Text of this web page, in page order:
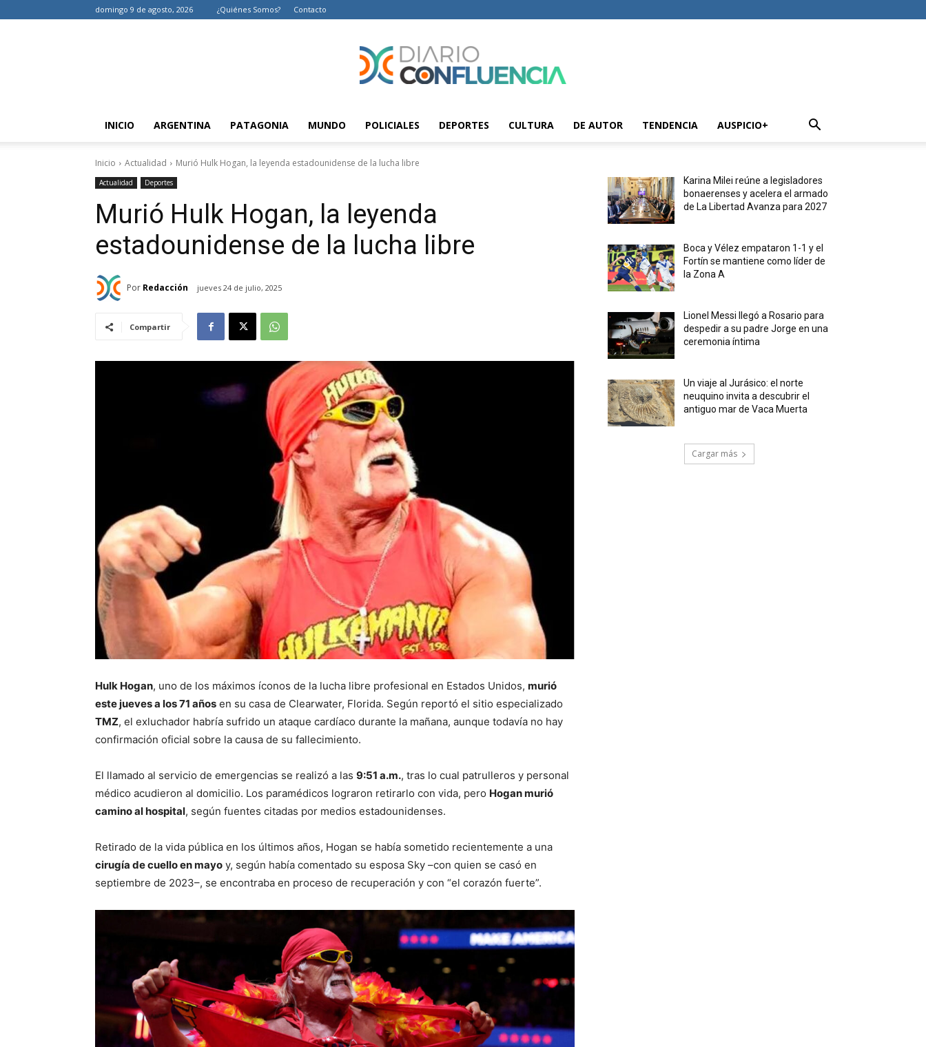
domingo 9 de agosto, 2026 ¿Quiénes Somos? Contacto
Diario
Argentina
INICIO ARGENTINA PATAGONIA MUNDO POLICIALES DEPORTES CULTURA DE AUTOR TENDENCIA AUSPICIO+
Inicio Actualidad Murió Hulk Hogan, la leyenda estadounidense de la lucha libre
Actualidad Deportes
Murió Hulk Hogan, la leyenda
estadounidense de la lucha libre
Por Redacción jueves 24 de julio, 2025
Compartir
Hulk Hogan, uno de los máximos íconos de la lucha libre profesional en Estados Unidos, murió
este jueves a los 71 años en su casa de Clearwater, Florida. Según reportó el sitio especializado
TMZ, el exluchador habría sufrido un ataque cardíaco durante la mañana, aunque todavía no hay
confirmación oficial sobre la causa de su fallecimiento.
El llamado al servicio de emergencias se realizó a las 9:51 a.m., tras lo cual patrulleros y personal
médico acudieron al domicilio. Los paramédicos lograron retirarlo con vida, pero Hogan murió
camino al hospital, según fuentes citadas por medios estadounidenses.
Retirado de la vida pública en los últimos años, Hogan se había sometido recientemente a una
cirugía de cuello en mayo y, según había comentado su esposa Sky –con quien se casó en
septiembre de 2023–, se encontraba en proceso de recuperación y con “el corazón fuerte”.
Karina Milei reúne a legisladores
bonaerenses y acelera el armado
de La Libertad Avanza para 2027
Boca y Vélez empataron 1-1 y el
Fortín se mantiene como líder de
la Zona A
Lionel Messi llegó a Rosario para
despedir a su padre Jorge en una
ceremonia íntima
Un viaje al Jurásico: el norte
neuquino invita a descubrir el
antiguo mar de Vaca Muerta
Cargar más